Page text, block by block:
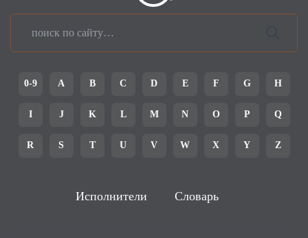
0-9 A B C D E F G H
I J K L M N O P Q
R S T U V W X Y Z
Исполнители Словарь